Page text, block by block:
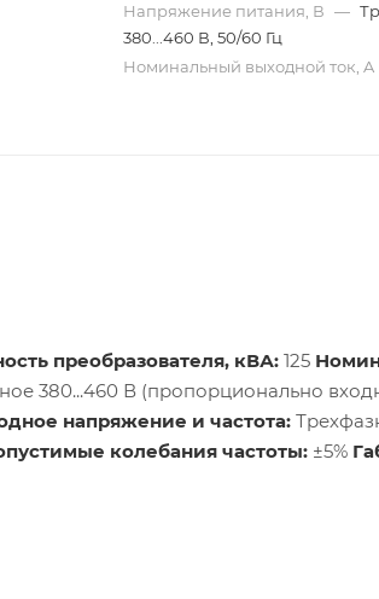
Напряжение питания, В —
380...460 В, 50/60 Гц
Номинальный выходной ток, A
преобразователя, кВА: 125
380...460 В (пропорционально
напряжение и частота:
колебания частоты: ±5%